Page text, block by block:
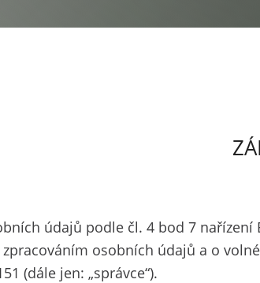
údajů podle čl. 4 bod 7 nařízení
osobních údajů a o
(dále jen: „správce“).